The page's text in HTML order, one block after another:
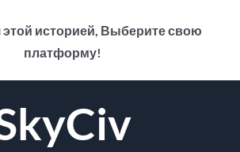
этой историей, Выберите свою
платформу!
адрес